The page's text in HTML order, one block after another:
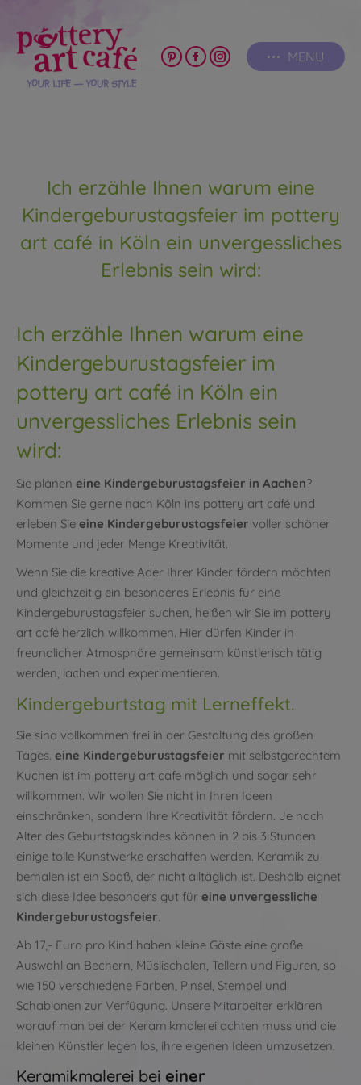
MENU
PinterestFacebook
Instagram
Ich erzähle Ihnen warum eine
Kindergeburustagsfeier im pottery
art café in Köln ein unvergessliches
Erlebnis sein wird:
Ich erzähle Ihnen warum eine
Kindergeburustagsfeier im
pottery art café in Köln ein
unvergessliches Erlebnis sein
wird:
Sie planen eine Kindergeburustagsfeier in Aachen?
Kommen Sie gerne nach Köln ins pottery art café und
erleben Sie eine Kindergeburustagsfeier voller schöner
Momente und jeder Menge Kreativität.
Wenn Sie die kreative Ader Ihrer Kinder fördern möchten
und gleichzeitig ein besonderes Erlebnis für eine
Kindergeburustagsfeier suchen, heißen wir Sie im pottery
art café herzlich willkommen. Hier dürfen Kinder in
freundlicher Atmosphäre gemeinsam künstlerisch tätig
werden, lachen und experimentieren.
Kindergeburtstag mit Lerneffekt.
Sie sind vollkommen frei in der Gestaltung des großen
Tages. eine Kindergeburustagsfeier mit selbstgerechtem
Kuchen ist im pottery art cafe möglich und sogar sehr
willkommen. Wir wollen Sie nicht in Ihren Ideen
einschränken, sondern Ihre Kreativität fördern. Je nach
Alter des Geburtstagskindes können in 2 bis 3 Stunden
einige tolle Kunstwerke erschaffen werden. Keramik zu
bemalen ist ein Spaß, der nicht alltäglich ist. Deshalb eignet
sich diese Idee besonders gut für eine unvergessliche
Kindergeburustagsfeier.
Ab 17,- Euro pro Kind haben kleine Gäste eine große
Auswahl an Bechern, Müslischalen, Tellern und Figuren, so
wie 150 verschiedene Farben, Pinsel, Stempel und
Schablonen zur Verfügung. Unsere Mitarbeiter erklären
worauf man bei der Keramikmalerei achten muss und die
kleinen Künstler legen los, ihre eigenen Ideen umzusetzen.
Keramikmalerei bei einer